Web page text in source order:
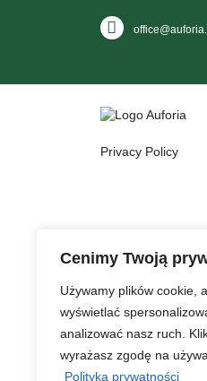
Cenimy Twoją
Używamy plików cookie,
wyświetlać
analizować nasz ruch.
wyrażasz zgodę na
Polityka prywatności
Privacy Policy